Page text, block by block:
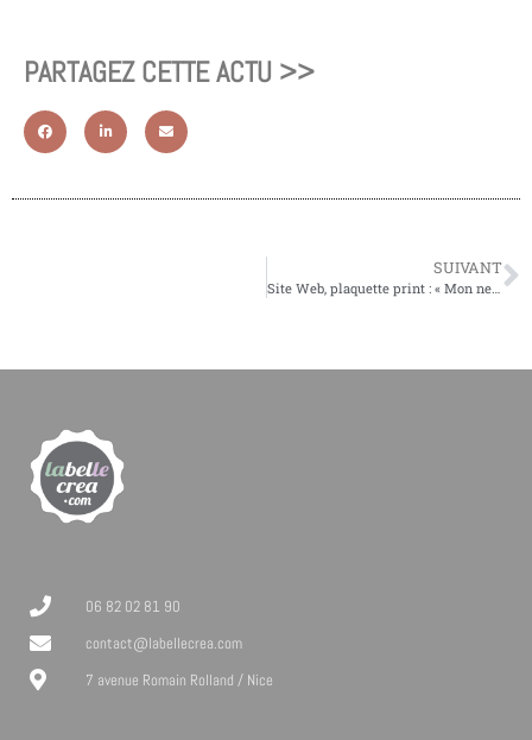
PARTAGEZ CETTE ACTU >>
SUIVANT
Site Web, plaquette print : « Mon neveu va me les faire ! »
06 82 02 81 90
contact@labellecrea.com
7 avenue Romain Rolland / Nice